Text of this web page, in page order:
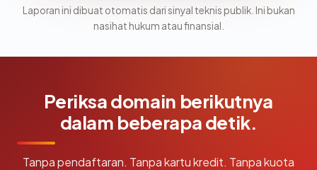
Laporan ini dibuat otomatis dari sinyal teknis publik. Ini bukan
nasihat hukum atau finansial.
Periksa domain berikutnya
dalam beberapa detik.
Tanpa pendaftaran. Tanpa kartu kredit. Tanpa kuota